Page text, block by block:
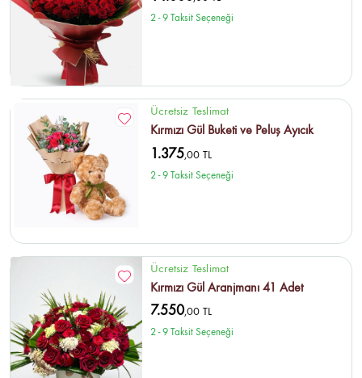
2 - 9 Taksit Seçeneği
Ücretsiz Teslimat
Kırmızı Gül Buketi ve Peluş Ayıcık
1.375,00 TL
2 - 9 Taksit Seçeneği
Ücretsiz Teslimat
Kırmızı Gül Aranjmanı 41 Adet
7.550,00 TL
2 - 9 Taksit Seçeneği